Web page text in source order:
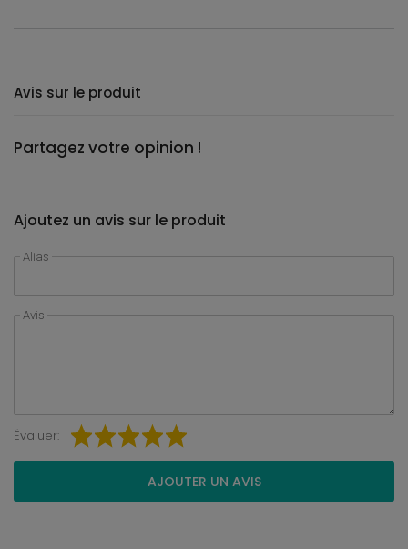
Avis sur le produit
Partagez votre opinion !
Ajoutez un avis sur le produit
Alias
Avis
Évaluer:
AJOUTER UN AVIS